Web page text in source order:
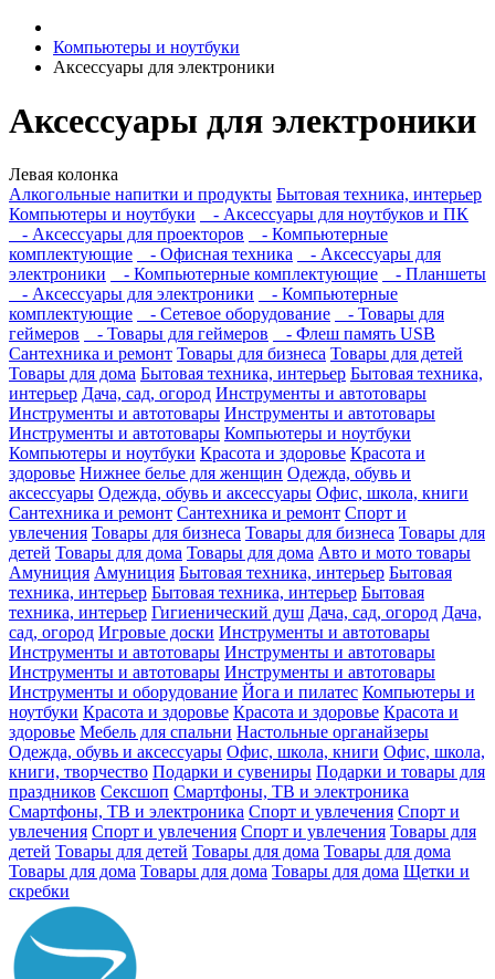
Компьютеры и ноутбуки
Аксессуары для электроники
Аксессуары для электроники
Левая колонка
Алкогольные напитки и продукты Бытовая техника, интерьер
Компьютеры и ноутбуки
- Аксессуары для ноутбуков и ПК
- Аксессуары для проекторов
- Компьютерные
комплектующие
- Офисная техника
- Аксессуары для
электроники
- Компьютерные комплектующие
- Планшеты
- Аксессуары для электроники
- Компьютерные
комплектующие
- Сетевое оборудование
- Товары для
геймеров
- Товары для геймеров
- Флеш память USB
Сантехника и ремонт Товары для бизнеса Товары для детей
Товары для дома Бытовая техника, интерьер Бытовая техника,
интерьер Дача, сад, огород Инструменты и автотовары
Инструменты и автотовары Инструменты и автотовары
Инструменты и автотовары Компьютеры и ноутбуки
Компьютеры и ноутбуки Красота и здоровье Красота и
здоровье Нижнее белье для женщин Одежда, обувь и
аксессуары Одежда, обувь и аксессуары Офис, школа, книги
Сантехника и ремонт Сантехника и ремонт Спорт и
увлечения Товары для бизнеса Товары для бизнеса Товары для
детей Товары для дома Товары для дома Авто и мото товары
Амуниция Амуниция Бытовая техника, интерьер Бытовая
техника, интерьер Бытовая техника, интерьер Бытовая
техника, интерьер Гигиенический душ Дача, сад, огород Дача,
сад, огород Игровые доски Инструменты и автотовары
Инструменты и автотовары Инструменты и автотовары
Инструменты и автотовары Инструменты и автотовары
Инструменты и оборудование Йога и пилатес Компьютеры и
ноутбуки Красота и здоровье Красота и здоровье Красота и
здоровье Мебель для спальни Настольные органайзеры
Одежда, обувь и аксессуары Офис, школа, книги Офис, школа,
книги, творчество Подарки и сувениры Подарки и товары для
праздников Сексшоп Смартфоны, ТВ и электроника
Смартфоны, ТВ и электроника Спорт и увлечения Спорт и
увлечения Спорт и увлечения Спорт и увлечения Товары для
детей Товары для детей Товары для дома Товары для дома
Товары для дома Товары для дома Товары для дома Щетки и
скребки